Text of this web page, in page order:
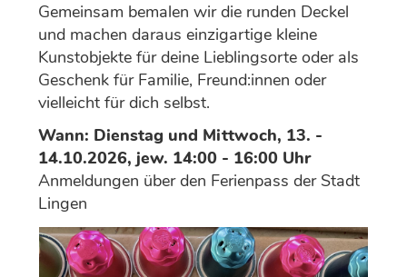
Gemeinsam bemalen wir die runden Deckel
und machen daraus einzigartige kleine
Kunstobjekte für deine Lieblingsorte oder als
Geschenk für Familie, Freund:innen oder
vielleicht für dich selbst.
Wann: Dienstag und Mittwoch, 13. -
14.10.2026, jew. 14:00 - 16:00 Uhr
Anmeldungen über den Ferienpass der Stadt
Lingen